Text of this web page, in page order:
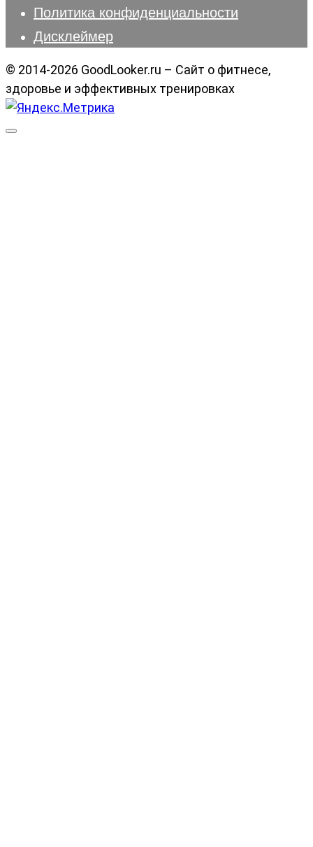
Политика конфиденциальности
Дисклеймер
© 2014-2026 GoodLooker.ru – Сайт о фитнесе,
здоровье и эффективных тренировках